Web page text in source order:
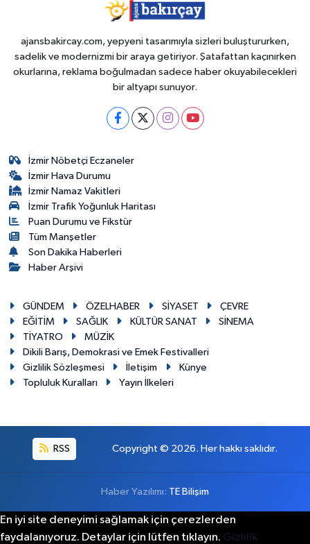
ajansbakircay.com, yepyeni tasarımıyla sizleri buluştururken,
sadelik ve modernizmi bir araya getiriyor. Şatafattan kaçınırken
okurlarına, reklama boğulmadan sadece haber okuyabilecekleri
bir altyapı sunuyor.
İzmir Nöbetçi Eczaneler
İzmir Hava Durumu
İzmir Namaz Vakitleri
İzmir Trafik Yoğunluk Haritası
Puan Durumu ve Fikstür
Tüm Manşetler
Son Dakika Haberleri
Haber Arşivi
GÜNDEM ÖZELHABER SİYASET
ÇEVRE
EĞİTİM
SAĞLIK KÜLTÜR SANAT
SİNEMA
TİYATRO
MÜZİK
Dikili Barış, Demokrasi ve Emek Festivalleri
Gizlilik Sözleşmesi
İletişim
Künye
Topluluk Kuralları
Yayın İlkeleri
RSS Copyright © 2026. Her hakkı saklıdır.
Haber Yazılımı: TE Bilişim
En iyi site deneyimi sağlamak için çerezlerden
faydalanıyoruz. Detaylar için lütfen tıklayın. Gizlilik